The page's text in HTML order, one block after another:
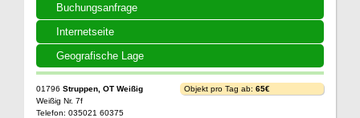
Buchungsanfrage
Internetseite
Geografische Lage
01796 Struppen, OT Weißig
Weißig Nr. 7f
Telefon: 035021 60375
Objekt pro Tag ab: 65€